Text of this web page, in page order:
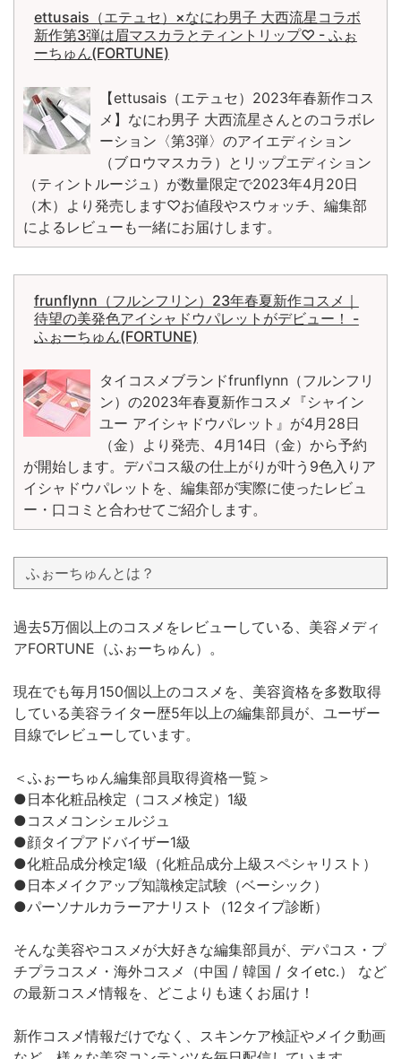
ettusais（エテュセ）×なにわ男子 大西流星コラボ
新作第3弾は眉マスカラとティントリップ♡ - ふぉ
ーちゅん(FORTUNE)
【ettusais（エテュセ）2023年春新作コス
メ】なにわ男子 大西流星さんとのコラボレ
ーション〈第3弾〉のアイエディション
（ブロウマスカラ）とリップエディション
（ティントルージュ）が数量限定で2023年4月20日
（木）より発売します♡お値段やスウォッチ、編集部
によるレビューも一緒にお届けします。
frunflynn（フルンフリン）23年春夏新作コスメ｜
待望の美発色アイシャドウパレットがデビュー！ -
ふぉーちゅん(FORTUNE)
タイコスメブランドfrunflynn（フルンフリ
ン）の2023年春夏新作コスメ『シャイン
ユー アイシャドウパレット』が4月28日
（金）より発売、4月14日（金）から予約
が開始します。デパコス級の仕上がりが叶う9色入りア
イシャドウパレットを、編集部が実際に使ったレビュ
ー・口コミと合わせてご紹介します。
ふぉーちゅんとは？
過去5万個以上のコスメをレビューしている、美容メディ
アFORTUNE（ふぉーちゅん）。
現在でも毎月150個以上のコスメを、美容資格を多数取得
している美容ライター歴5年以上の編集部員が、ユーザー
目線でレビューしています。
＜ふぉーちゅん編集部員取得資格一覧＞
●日本化粧品検定（コスメ検定）1級
●コスメコンシェルジュ
●顔タイプアドバイザー1級
●化粧品成分検定1級（化粧品成分上級スペシャリスト）
●日本メイクアップ知識検定試験（ベーシック）
●パーソナルカラーアナリスト（12タイプ診断）
そんな美容やコスメが大好きな編集部員が、デパコス・プ
チプラコスメ・海外コスメ（中国 / 韓国 / タイetc.） など
の最新コスメ情報を、どこよりも速くお届け！
新作コスメ情報だけでなく、スキンケア検証やメイク動画